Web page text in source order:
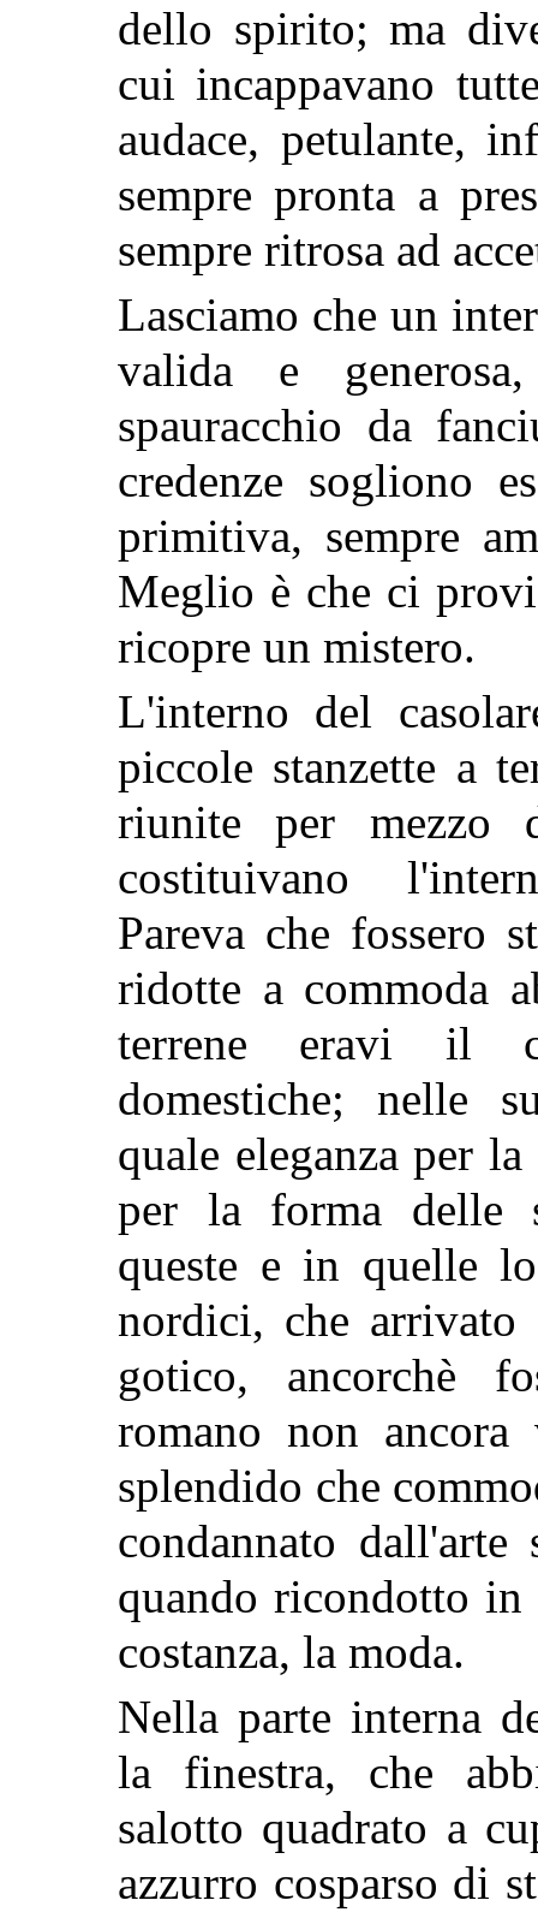
dello spirito; ma
cui incappavano
audace, petulante,
sempre pronta a
sempre ritrosa ad
Lasciamo che un
valida e
spauracchio da
credenze sogliono
primitiva, sempre
Meglio è che ci
ricopre un mistero.
L'interno del
piccole stanzette a
riunite per mezzo
costituivano
Pareva che fossero
ridotte a commoda
terrene eravi il
domestiche; nelle
quale eleganza per
per la forma delle
queste e in quelle
nordici, che
gotico, ancorchè
romano non
splendido che
condannato
quando ricondotto
costanza, la moda.
Nella parte interna
la finestra, che
salotto quadrato a
azzurro cosparso di